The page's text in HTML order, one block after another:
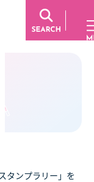
タンプラリー」を